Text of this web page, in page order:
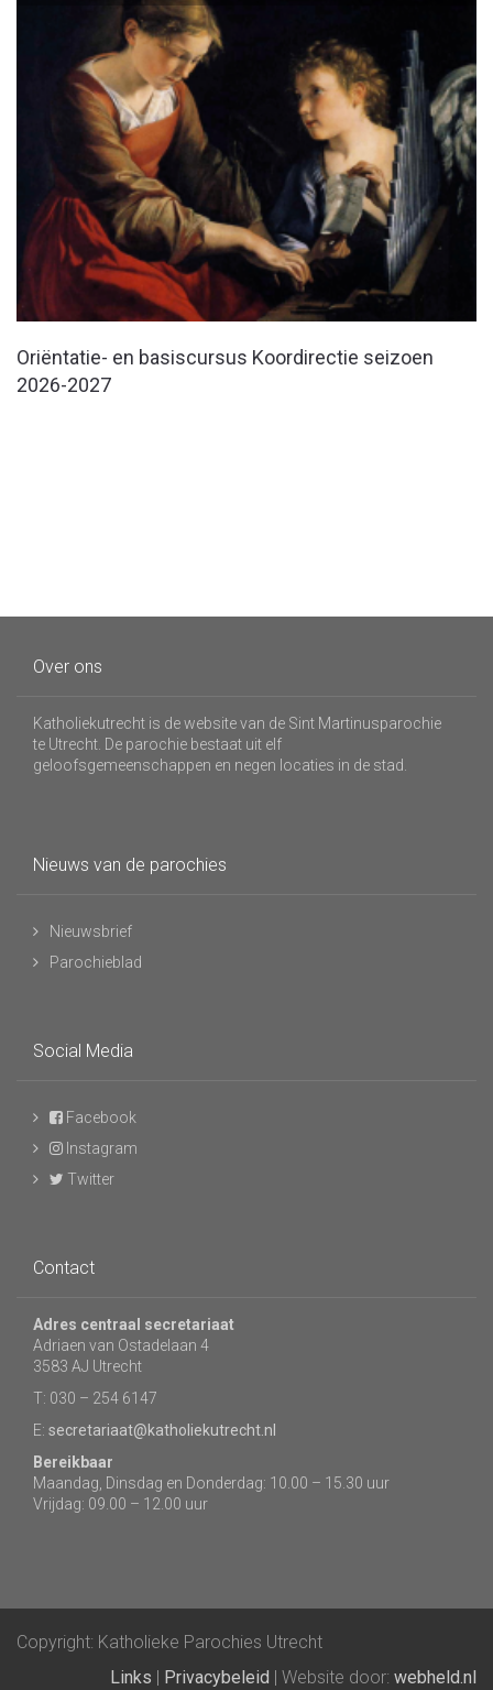
Oriëntatie- en basiscursus Koordirectie seizoen
2026-2027
Over ons
Katholiekutrecht is de website van de Sint Martinusparochie
te Utrecht. De parochie bestaat uit elf
geloofsgemeenschappen en negen locaties in de stad.
Nieuws van de parochies
Nieuwsbrief
Parochieblad
Social Media
Facebook
Instagram
Twitter
Contact
Adres centraal secretariaat
Adriaen van Ostadelaan 4
3583 AJ Utrecht
T: 030 – 254 6147
E: secretariaat@katholiekutrecht.nl
Bereikbaar
Maandag, Dinsdag en Donderdag: 10.00 – 15.30 uur
Vrijdag: 09.00 – 12.00 uur
Copyright: Katholieke Parochies Utrecht
Links | Privacybeleid | Website door: webheld.nl